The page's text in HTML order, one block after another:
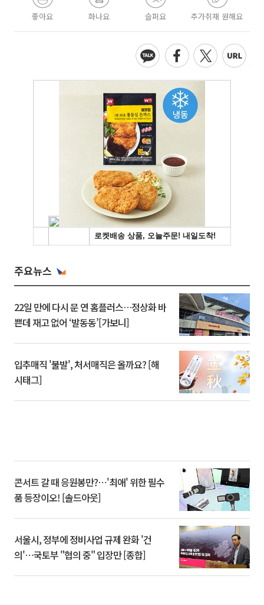
좋아요 화나요 슬퍼요 추가취재 원해요
주요뉴스
22일 만에 다시 문 연 홈플러스…정상화 바
쁜데 재고 없어 ‘발동동’[가보니]
입추매직 '불발', 처서매직은 올까요? [해
시태그]
콘서트 갈 때 응원봉만?⋯'최애' 위한 필수
품 등장이오! [솔드아웃]
서울시, 정부에 정비사업 규제 완화 '건
의'⋯국토부 "협의 중" 입장만 [종합]